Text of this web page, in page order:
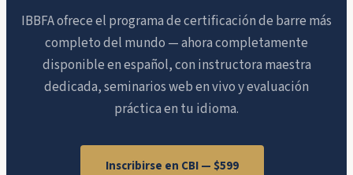
IBBFA ofrece el programa de certificación de barre más
completo del mundo — ahora completamente
disponible en español, con instructora maestra
dedicada, seminarios web en vivo y evaluación
práctica en tu idioma.
Inscribirse en CBI — $599